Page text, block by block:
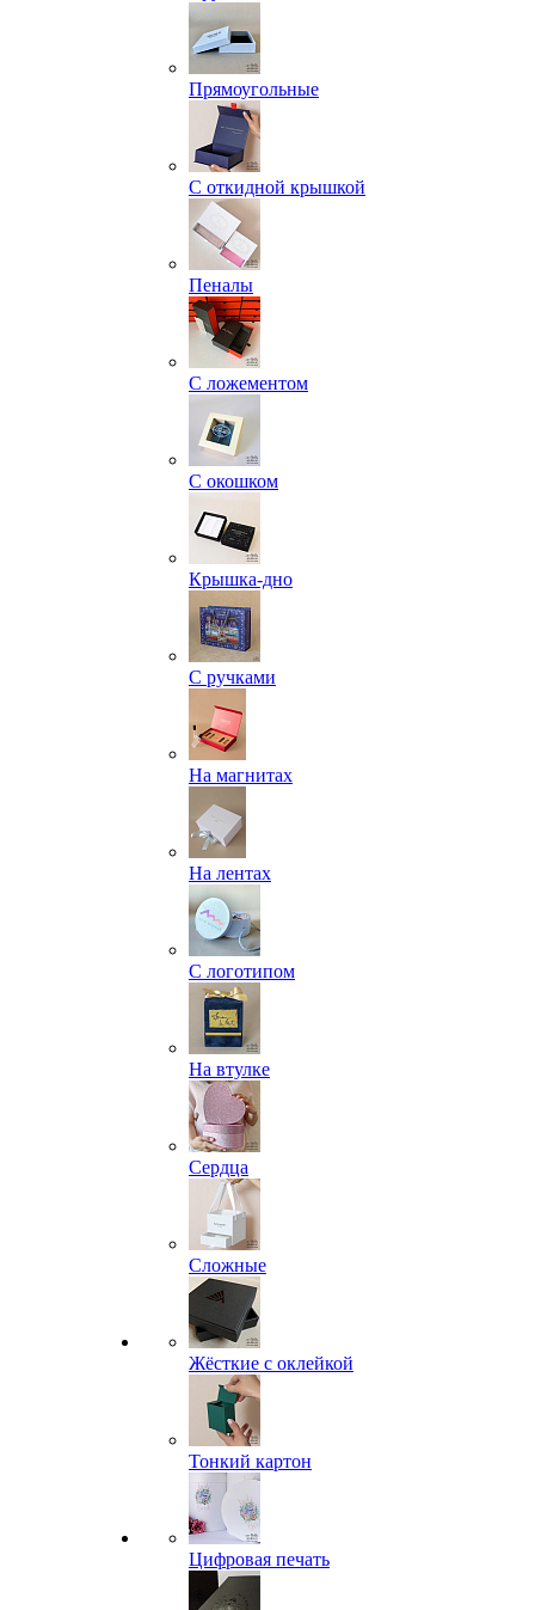
Прямоугольные
С откидной крышкой
Пеналы
С ложементом
С окошком
Крышка-дно
С ручками
На магнитах
На лентах
С логотипом
На втулке
Сердца
Сложные
Жёсткие с оклейкой
Тонкий картон
Цифровая печать